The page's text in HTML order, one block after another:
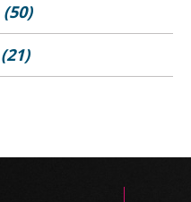
(50)
(21)